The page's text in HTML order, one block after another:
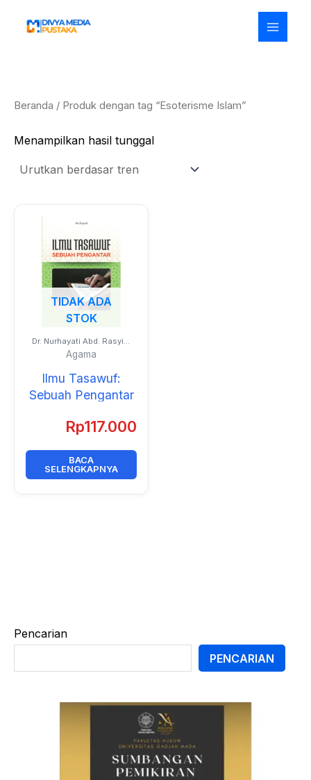
Pencarian
PENCARIAN
Beranda / Produk dengan tag “Esoterisme Islam”
Menampilkan hasil tunggal
TIDAK ADA
STOK
Dr. Nurhayati Abd. Rasyid,
S.Ag., M.Fil.I.
Agama
Ilmu Tasawuf:
Sebuah Pengantar
Rp117.000
BACA
SELENGKAPNYA